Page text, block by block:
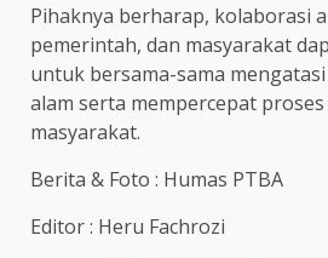
Pihaknya berharap, kolaborasi
pemerintah, dan masyarakat
untuk bersama-sama
alam serta mempercepat
masyarakat.
Berita & Foto : Humas PTBA
Editor : Heru Fachrozi